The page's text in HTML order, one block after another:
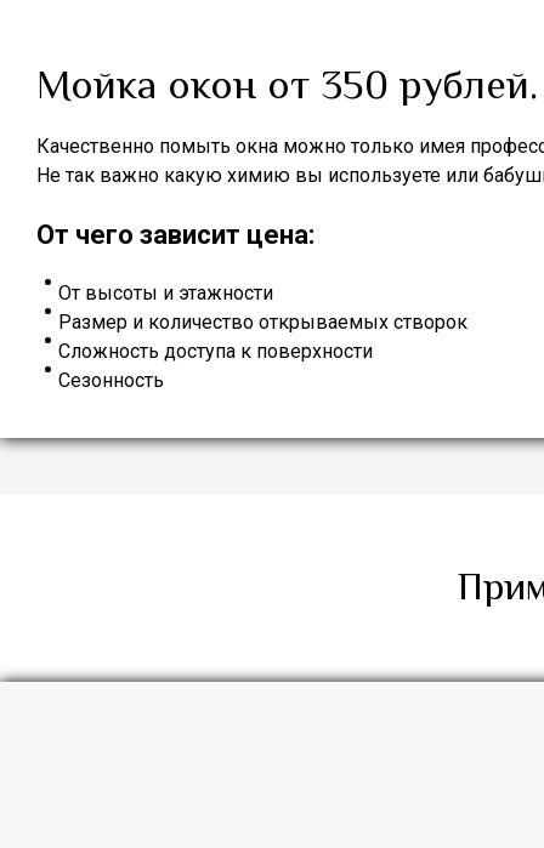
Мойка окон от 350 рублей.
Качественно помыть окна можно только имея
Не так важно какую химию вы используете или
От чего зависит цена:
От высоты и этажности
Размер и количество открываемых створок
Сложность доступа к поверхности
Сезонность